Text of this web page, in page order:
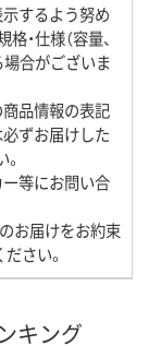
するよう努め
・仕様（容量、
場合がございま
品情報の表記
ずお届けした
等にお問い合
のお届けをお約束
さい。
キング